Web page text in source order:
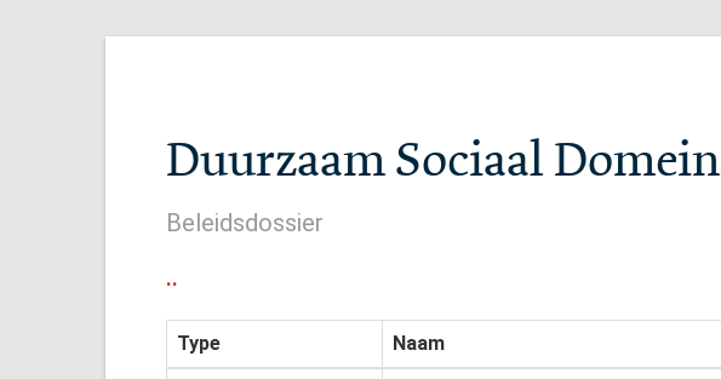
Duurzaam Sociaal Domein
Beleidsdossier
..
Type Naam